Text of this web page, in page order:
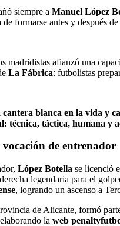
siempre a Manuel López
formarse antes y después
madridistas afianzó una
La Fábrica: futbolistas
cantera blanca en la vida y
técnica, táctica, humana y
de entrenador
López Botella se licenció
legendaria para el
, logrando un ascenso a
de Alicante, formó
la web